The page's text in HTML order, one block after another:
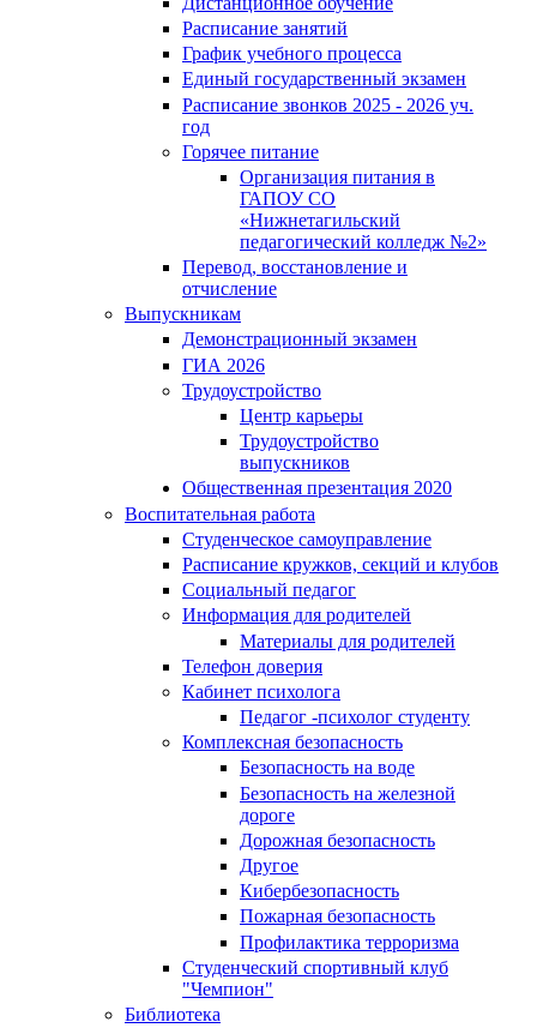
Расписание занятий
График учебного процесса
Единый государственный экзамен
Расписание звонков 2025 - 2026 уч.
год
Горячее питание
Организация питания в
ГАПОУ СО
«Нижнетагильский
педагогический колледж №2»
Перевод, восстановление и
отчисление
Выпускникам
Демонстрационный экзамен
ГИА 2026
Трудоустройство
Центр карьеры
Трудоустройство
выпускников
Общественная презентация 2020
Воспитательная работа
Студенческое самоуправление
Расписание кружков, секций и клубов
Социальный педагог
Информация для родителей
Материалы для родителей
Телефон доверия
Кабинет психолога
Педагог -психолог студенту
Комплексная безопасность
Безопасность на воде
Безопасность на железной
дороге
Дорожная безопасность
Другое
Кибербезопасность
Пожарная безопасность
Профилактика терроризма
Студенческий спортивный клуб
"Чемпион"
Библиотека